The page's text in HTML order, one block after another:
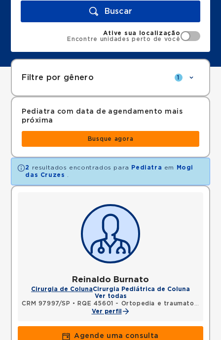
Buscar
Ative sua localização
Encontre unidades perto de você
Filtre por gênero 1
Pediatra com data de agendamento mais
próxima
Busque agora
2 resultados encontrados para Pediatra em
Mogi
das Cruzes
Reinaldo Burnato
Cirurgia de ColunaCirurgia Pediátrica de Coluna
Ver todas
CRM 97997/SP • RQE 45601 - Ortopedia e traumatologia
Ver perfil
Agende uma consulta